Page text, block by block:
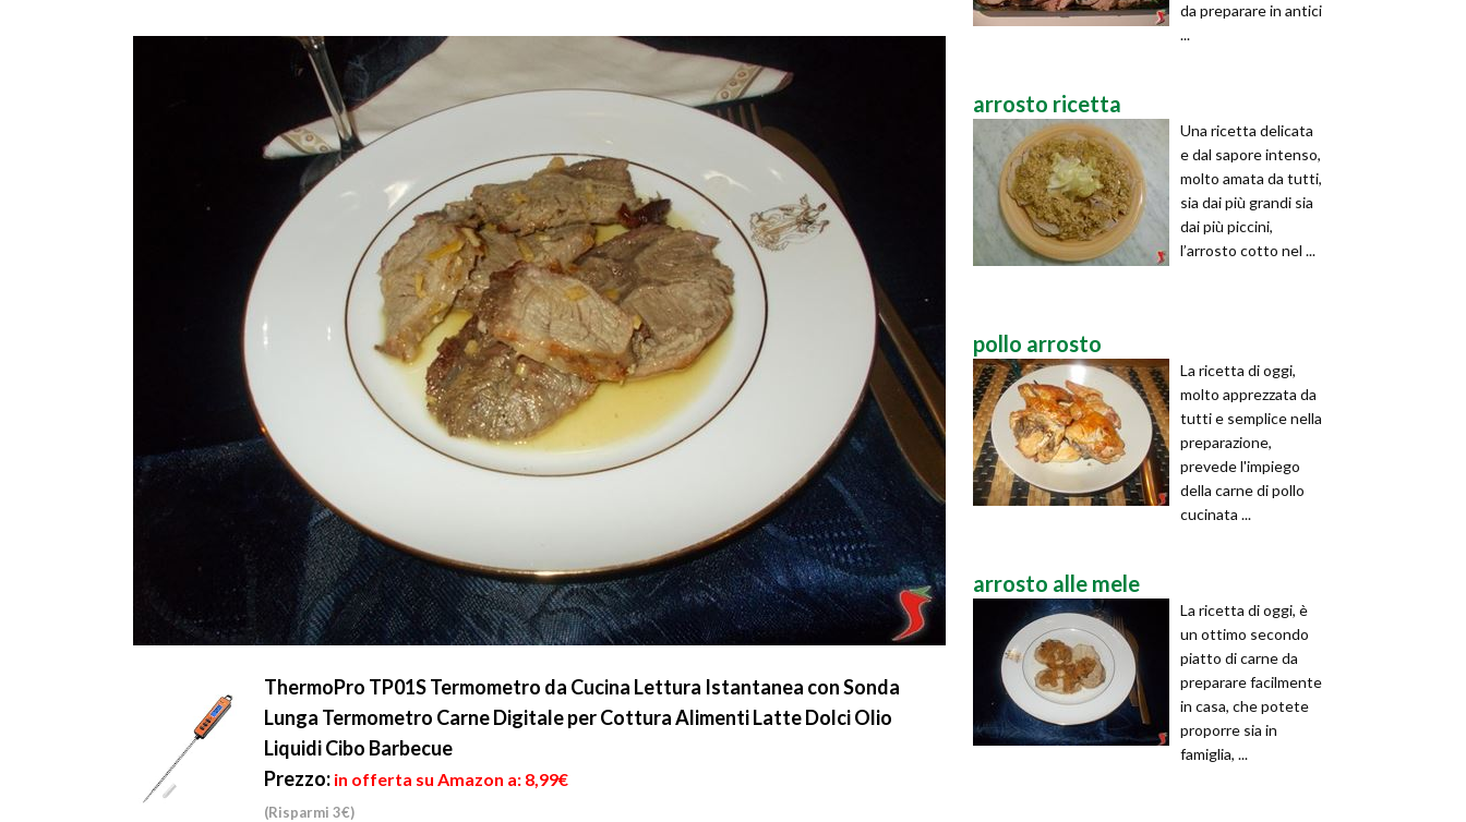
ThermoPro TP01S Termometro da Cucina Lettura Istantanea con Sonda
Lunga Termometro Carne Digitale per Cottura Alimenti Latte Dolci Olio
Liquidi Cibo Barbecue
Prezzo: in offerta su Amazon a: 8,99€
(Risparmi 3€)
da preparare in antici
...
arrosto ricetta
Una ricetta delicata
e dal sapore intenso,
molto amata da tutti,
sia dai più grandi sia
dai più piccini,
l’arrosto cotto nel ...
pollo arrosto
La ricetta di oggi,
molto apprezzata da
tutti e semplice nella
preparazione,
prevede l'impiego
della carne di pollo
cucinata ...
arrosto alle mele
La ricetta di oggi, è
un ottimo secondo
piatto di carne da
preparare facilmente
in casa, che potete
proporre sia in
famiglia, ...